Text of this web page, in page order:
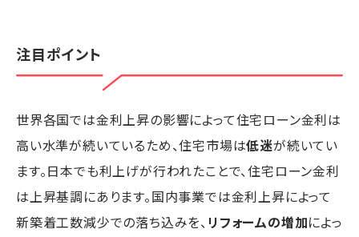
注目ポイント
世界各国では金利上昇の影響によって住宅ローン金利は
高い水準が続いているため、住宅市場は低迷が続いてい
ます。日本でも利上げが行われたことで、住宅ローン金利
は上昇基調にあります。国内事業では金利上昇によって
新築着工数減少での落ち込みを、 リフォームの増加によっ